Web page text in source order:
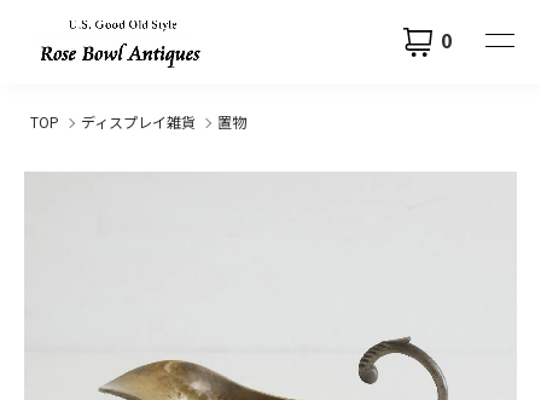
0
TOP ディスプレイ雑貨 置物